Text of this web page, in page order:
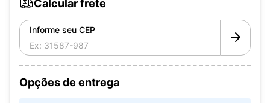
Calcular frete
Informe seu CEP
Opções de entrega